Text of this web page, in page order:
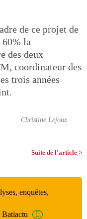
de ce projet de
la
des deux
coordinateur des
trois années
Christine Lejoux
Suite de l'article >
enquêtes,
Batiactu